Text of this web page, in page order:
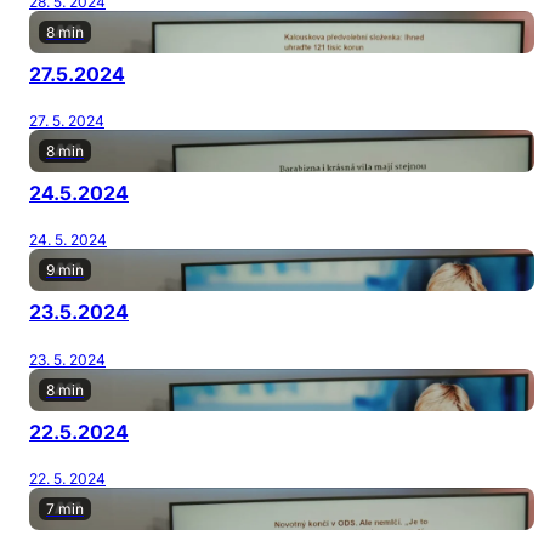
8 min
27.5.2024
27. 5. 2024
8 min
24.5.2024
24. 5. 2024
9 min
23.5.2024
23. 5. 2024
8 min
22.5.2024
22. 5. 2024
7 min